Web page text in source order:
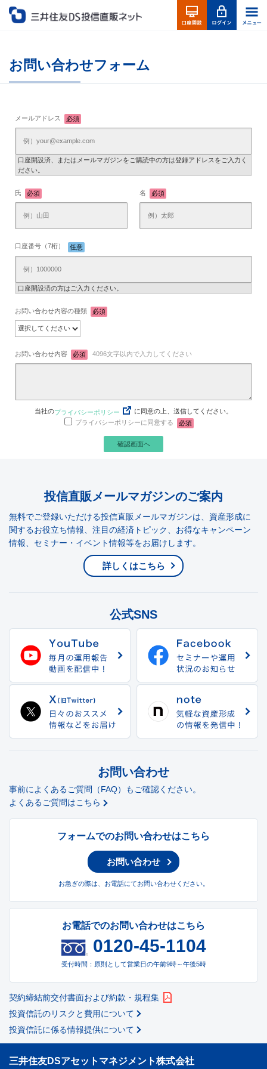
お問い合わせフォーム
メールアドレス 必須
口座開設済、またはメールマガジンをご購読中の方は登録アドレスをご入力く
ださい。
氏 必須 名 必須
口座番号（7桁） 任意
口座開設済の方はご入力ください。
お問い合わせ内容の種類 必須
お問い合わせ内容 必須 4096文字以内で入力してください
当社のプライバシーポリシー
に同意の上、送信してください。
プライバシーポリシーに同意する
必須
投信直販メールマガジンのご案内
無料でご登録いただける投信直販メールマガジンは、資産形成に
関するお役立ち情報、注目の経済トピック、お得なキャンペーン
情報、セミナー・イベント情報等をお届けします。
詳しくはこちら
公式SNS
お問い合わせ
事前によくあるご質問（FAQ）もご確認ください。
よくあるご質問はこちら
フォームでのお問い合わせはこちら
お問い合わせ
お急ぎの際は、お電話にてお問い合わせください。
お電話でのお問い合わせはこちら
0120-45-1104
受付時間：原則として営業日の午前9時～午後5時
契約締結前交付書面および約款・規程集
投資信託のリスクと費用について
投資信託に係る情報提供について
三井住友DSアセットマネジメント株式会社